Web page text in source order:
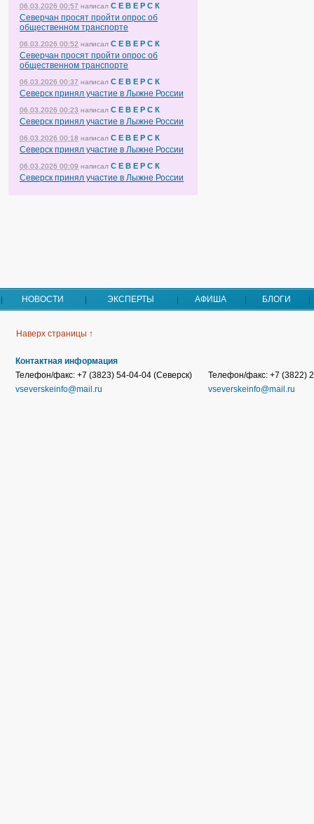
06.03.2026 00:57 написал С Е В Е Р С К
Северчан просят пройти опрос об
общественном транспорте
06.03.2026 00:52 написал С Е В Е Р С К
Северчан просят пройти опрос об
общественном транспорте
06.03.2026 00:37 написал С Е В Е Р С К
Северск принял участие в Лыжне России
06.03.2026 00:23 написал С Е В Е Р С К
Северск принял участие в Лыжне России
06.03.2026 00:18 написал С Е В Е Р С К
Северск принял участие в Лыжне России
06.03.2026 00:09 написал С Е В Е Р С К
Северск принял участие в Лыжне России
НОВОСТИ ЭКСПЕРТЫ АФИША БЛОГИ
Наверх страницы ↑
Контактная информация
Телефон/факс: +7 (3823) 54-04-04 (Северск)
vseverskeinfo@mail.ru
Телефон/факс: +7 (3822)
vseverskeinfo@mail.ru